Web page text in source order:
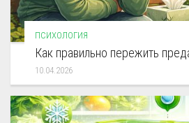
ПСИХОЛОГИЯ
Как правильно пережить
10.04.2026